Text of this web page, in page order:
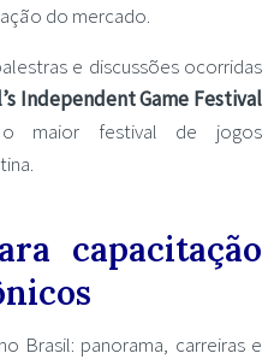
do mercado.
e discussões ocorridas
Independent Game Festival
maior festival de jogos
capacitação
Brasil: panorama, carreiras e